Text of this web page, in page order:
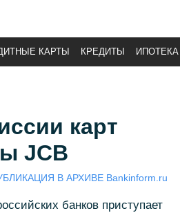
КАРТЫ КРЕДИТЫ ИПОТЕКА
карт
JCB
В АРХИВЕ Bankinform.ru
банков приступает